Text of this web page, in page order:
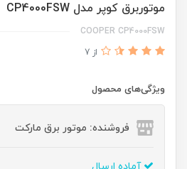
موتوربرق کوپر مدل CP4000FSW
COOPER CP4000FSW
از 7
ویژگی‌های محصول
فروشنده: موتور برق مارکت